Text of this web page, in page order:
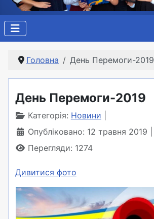
Головна День Перемоги-2019
День Перемоги-2019
Категорія: Новини
Опубліковано: 12 травня 2019
Перегляди: 1274
Дивитися фото